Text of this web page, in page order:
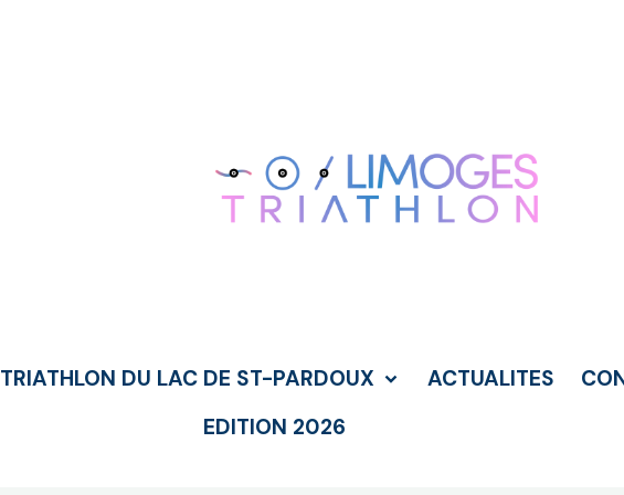
TRIATHLON DU LAC DE ST-PARDOUX ACTUALITES
EDITION 2026